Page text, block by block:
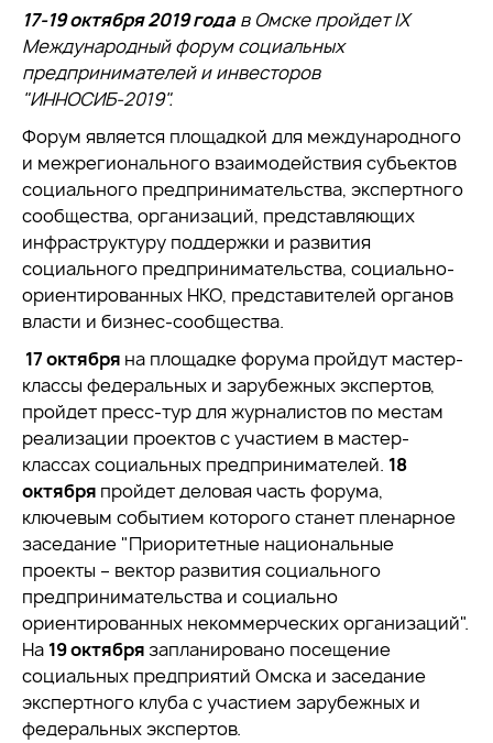
17-19 октября 2019 года в Омске пройдет IX
Международный форум социальных
предпринимателей и инвесторов
"ИННОСИБ-2019".
Форум является площадкой для международного
и межрегионального взаимодействия субъектов
социального предпринимательства, экспертного
сообщества, организаций, представляющих
инфраструктуру поддержки и развития
социального предпринимательства, социально-
ориентированных НКО, представителей органов
власти и бизнес-сообщества.
17 октября на площадке форума пройдут мастер-
классы федеральных и зарубежных экспертов,
пройдет пресс-тур для журналистов по местам
реализации проектов с участием в мастер-
классах социальных предпринимателей. 18
октября пройдет деловая часть форума,
ключевым событием которого станет пленарное
заседание "Приоритетные национальные
проекты – вектор развития социального
предпринимательства и социально
ориентированных некоммерческих организаций".
На 19 октября запланировано посещение
социальных предприятий Омска и заседание
экспертного клуба с участием зарубежных и
федеральных экспертов.